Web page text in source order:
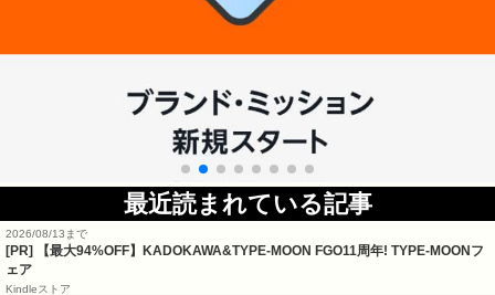
最近読まれている記事
2026/08/13まで
[PR]
【最大94%OFF】KADOKAWA&TYPE-MOON FGO11周年! TYPE-MOONフ
ェア
Kindleストア